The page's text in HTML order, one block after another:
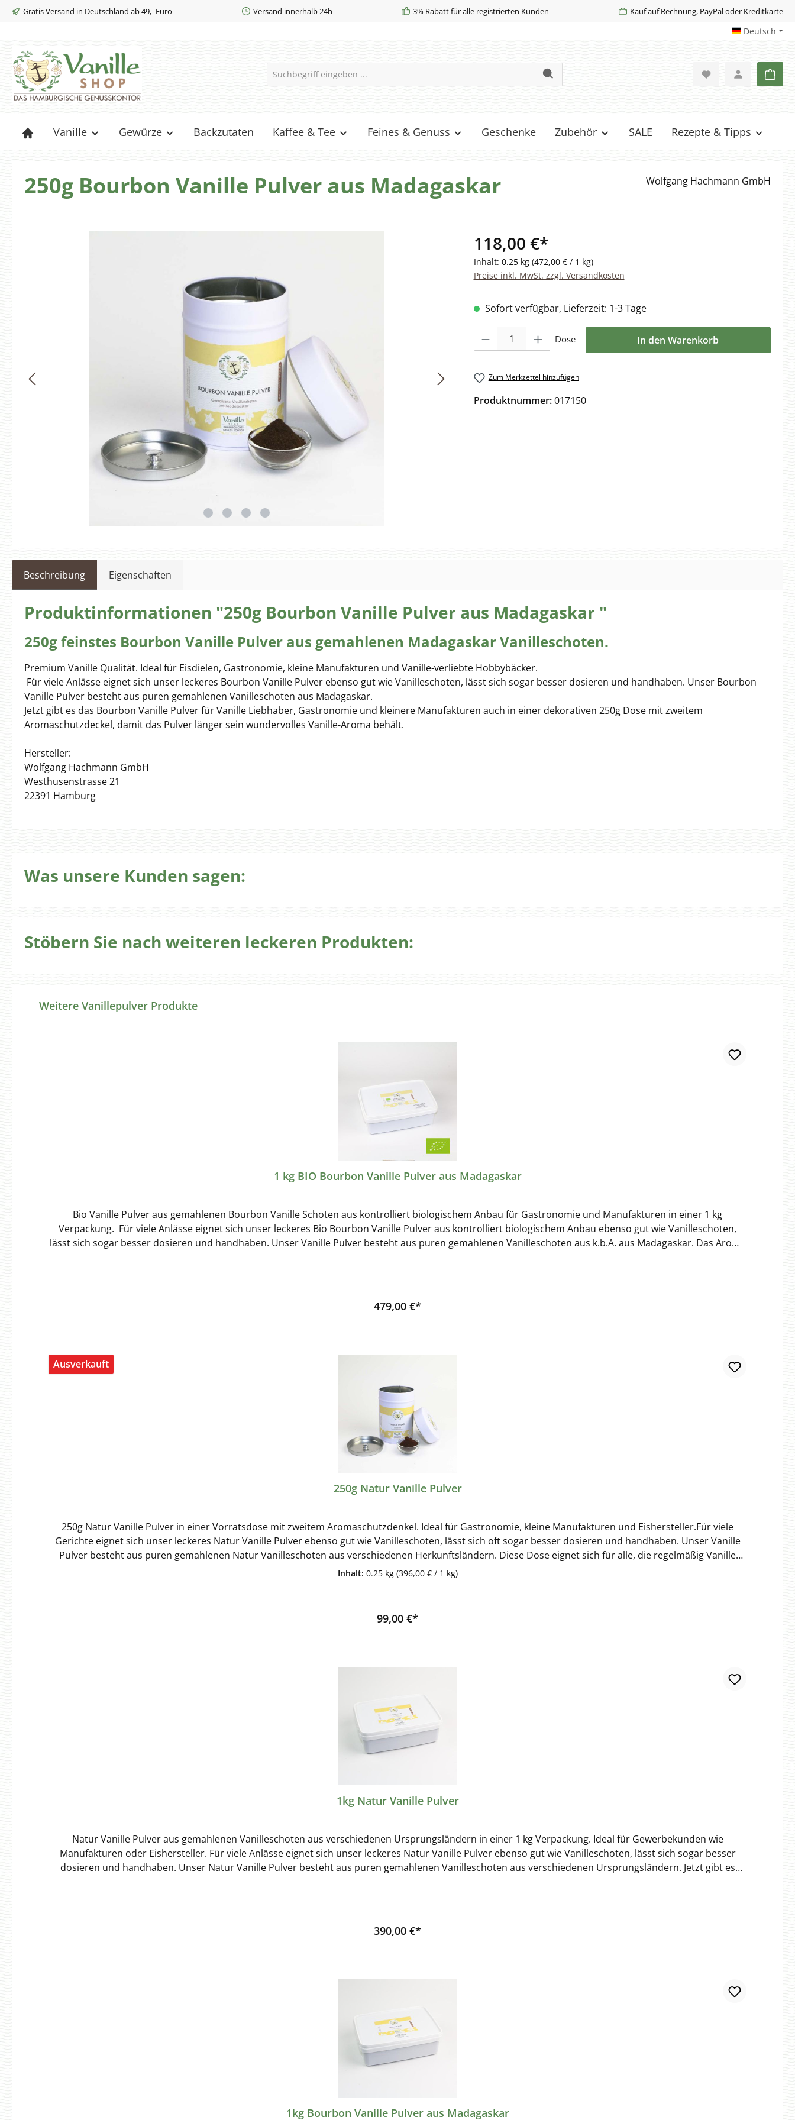
Hauptinhalt springen
Zur Suche springen
Zur Hauptnavigation springen
Gratis Versand in Deutschland ab 49,- Euro Versand innerhalb 24h 3% Rabatt für alle registrierten Kunden Kauf auf Rechnung, PayPal oder Kreditkarte
Deutsch
Vanille Gewürze Backzutaten Kaffee & Tee Feines & Genuss Geschenke Zubehör SALE Rezepte & Tipps
250g Bourbon Vanille Pulver aus Madagaskar Wolfgang Hachmann GmbH
118,00 €*
Inhalt: 0.25 kg (472,00 € / 1 kg)
Preise inkl. MwSt. zzgl. Versandkosten
Sofort verfügbar, Lieferzeit: 1-3 Tage
Produkt Anzahl: Gib den gewünschten Wert ein oder benutze die
Dose In den Warenkorb
Zum Merkzettel hinzufügen
Produktnummer:017150
Beschreibung Eigenschaften
Produktinformationen "250g Bourbon Vanille Pulver aus Madagaskar "
250g feinstes Bourbon Vanille Pulver aus gemahlenen Madagaskar Vanilleschoten.
Premium Vanille Qualität. Ideal für Eisdielen, Gastronomie, kleine Manufakturen und Vanille-verliebte Hobbybäcker.
Für viele Anlässe eignet sich unser leckeres Bourbon Vanille Pulver ebenso gut wie Vanilleschoten, lässt sich sogar besser dosieren und handhaben. Unser Bourbon
Vanille Pulver besteht aus puren gemahlenen Vanilleschoten aus Madagaskar.
Jetzt gibt es das Bourbon Vanille Pulver für Vanille Liebhaber, Gastronomie und kleinere Manufakturen auch in einer dekorativen 250g Dose mit zweitem
Aromaschutzdeckel, damit das Pulver länger sein wundervolles Vanille-Aroma behält.
Hersteller:
Wolfgang Hachmann GmbH
Westhusenstrasse 21
22391 Hamburg
Was unsere Kunden sagen:
Stöbern Sie nach weiteren leckeren Produkten:
Produktgalerie überspringen
Weitere Vanillepulver Produkte
1 kg BIO Bourbon Vanille Pulver aus Madagaskar
Bio Vanille Pulver aus gemahlenen Bourbon Vanille Schoten aus kontrolliert biologischem Anbau für Gastronomie und Manufakturen in einer 1 kg
Verpackung. Für viele Anlässe eignet sich unser leckeres Bio Bourbon Vanille Pulver aus kontrolliert biologischem Anbau ebenso gut wie Vanilleschoten,
lässt sich sogar besser dosieren und handhaben. Unser Vanille Pulver besteht aus puren gemahlenen Vanilleschoten aus k.b.A. aus Madagaskar. Das Aroma
479,00 €*
Ausverkauft
250g Natur Vanille Pulver
250g Natur Vanille Pulver in einer Vorratsdose mit zweitem Aromaschutzdenkel. Ideal für Gastronomie, kleine Manufakturen und Eishersteller.Für viele
Gerichte eignet sich unser leckeres Natur Vanille Pulver ebenso gut wie Vanilleschoten, lässt sich oft sogar besser dosieren und handhaben. Unser Vanille
Pulver besteht aus puren gemahlenen Natur Vanilleschoten aus verschiedenen Herkunftsländern. Diese Dose eignet sich für alle, die regelmäßig Vanille
Pulver nutzen. Durch den Aromaschutzdeckel bleibt das Pulver länger aromatisch. Hersteller dieses Produktes: Wolfgang Hachmann
Inhalt: 0.25 kg (396,00 € / 1 kg)
99,00 €*
1kg Natur Vanille Pulver
Natur Vanille Pulver aus gemahlenen Vanilleschoten aus verschiedenen Ursprungsländern in einer 1 kg Verpackung. Ideal für Gewerbekunden wie
Manufakturen oder Eishersteller. Für viele Anlässe eignet sich unser leckeres Natur Vanille Pulver ebenso gut wie Vanilleschoten, lässt sich sogar besser
dosieren und handhaben. Unser Natur Vanille Pulver besteht aus puren gemahlenen Vanilleschoten aus verschiedenen Ursprungsländern. Jetzt gibt es
390,00 €*
1kg Bourbon Vanille Pulver aus Madagaskar